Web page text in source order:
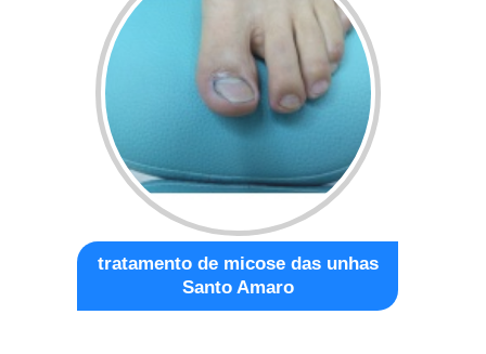
tratamento de micose das unhas
Santo Amaro